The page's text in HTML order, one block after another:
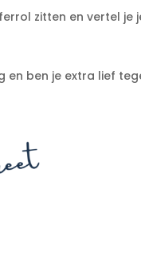
zitten en vertel je
en ben je extra lief